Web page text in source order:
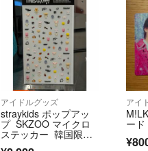
【2つ以上のまとめ
す。】
☔️厚紙は防水では
ートのみがおすすめ
⚫︎ネームボード現
⚫︎オーダー方法な
⚫︎盗作、転売禁止。
⚫︎普通紙で印刷しま
アイドルグッズ
straykids ポップアッ
プ SKZOO マイクロ
ステッカー 韓国限
アイ
ード